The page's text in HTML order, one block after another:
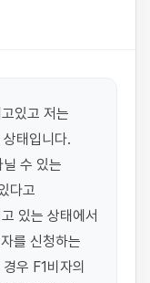
있고 저는
태입니다.
수 있는
다고
있는 상태에서
를 신청하는
우 F1비자의